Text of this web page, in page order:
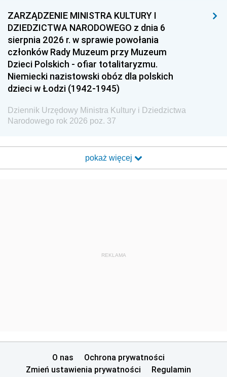
ZARZĄDZENIE MINISTRA KULTURY I
DZIEDZICTWA NARODOWEGO z dnia 6
sierpnia 2026 r. w sprawie powołania
członków Rady Muzeum przy Muzeum
Dzieci Polskich - ofiar totalitaryzmu.
Niemiecki nazistowski obóz dla polskich
dzieci w Łodzi (1942-1945)
Dziennik Urzędowy Ministra Kultury i Dziedzictwa
Narodowego rok 2026 poz. 37
pokaż więcej
REKLAMA
O nas
Ochrona prywatności
Zmień ustawienia prywatności
Regulamin